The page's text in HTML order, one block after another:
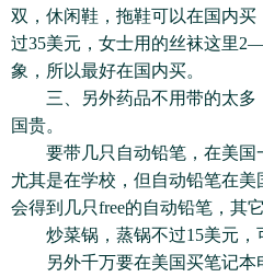
双，休闲鞋，拖鞋可以在国内
过35美元，女士用的丝袜这里
象，所以最好在国内买。
三、另外药品不用带的太多
国贵。
要带几只自动铅笔，在美国
尤其是在学校，但自动铅笔在
会得到几只free的自动铅笔，其
炒菜锅，蒸锅不过15美元，
另外千万要在美国买笔记本